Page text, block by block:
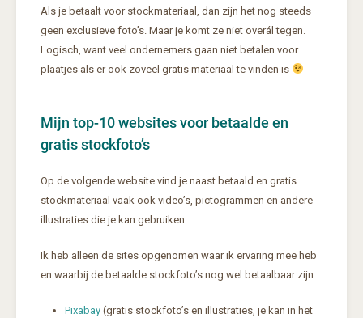
Als je betaalt voor stockmateriaal, dan zijn het nog steeds
geen exclusieve foto’s. Maar je komt ze niet overál tegen.
Logisch, want veel ondernemers gaan niet betalen voor
plaatjes als er ook zoveel gratis materiaal te vinden is
Mijn top-10 websites voor betaalde en
gratis stockfoto’s
Op de volgende website vind je naast betaald en gratis
stockmateriaal vaak ook video’s, pictogrammen en andere
illustraties die je kan gebruiken.
Ik heb alleen de sites opgenomen waar ik ervaring mee heb
en waarbij de betaalde stockfoto’s nog wel betaalbaar zijn:
Pixabay (gratis stockfoto’s en illustraties, je kan in het